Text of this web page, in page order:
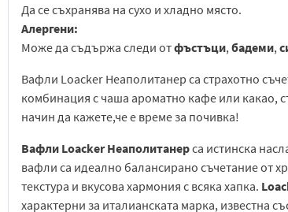
Да се съхранява на сухо и хладно място.
Алергени:
Може да съдържа следи отфъстъци,бадеми,
Вафли Loacker Неаполитанер са страхотно
комбинация с чаша ароматно кафе или какао,
начин да кажете,че е време за почивка!
Вафли Loacker Неаполитанерса истинска
вафли са идеално балансирано съчетание от
текстура и вкусова хармония с всяка хапка.
характерни за италианската марка, известна